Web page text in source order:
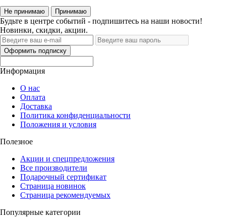
Не принимаю Принимаю
Будьте в центре событий - подпишитесь на наши новости!
Новинки, скидки, акции.
Оформить подписку
Информация
О нас
Оплата
Доставка
Политика конфиденциальности
Положения и условия
Полезное
Акции и спецпредложения
Все производители
Подарочный сертификат
Страница новинок
Страница рекомендуемых
Популярные категории